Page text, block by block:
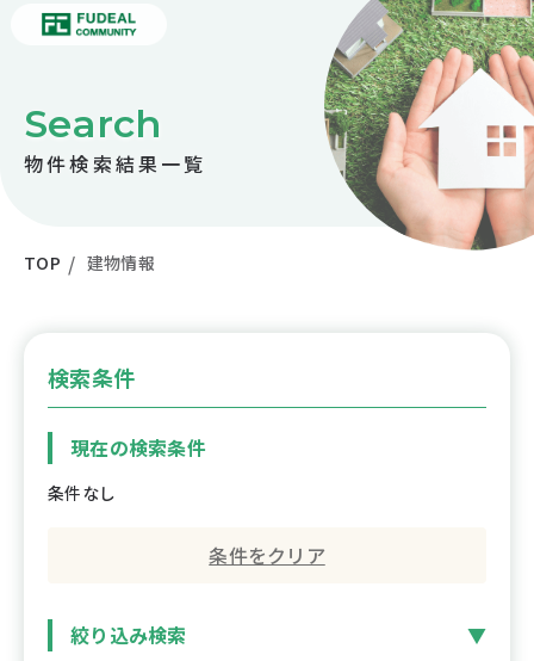
物件検索結果一覧
Search
TOP 建物情報
検索条件
現在の検索条件
条件なし
条件をクリア
絞り込み検索